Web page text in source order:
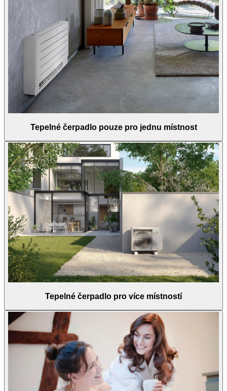
Tepelné čerpadlo pouze pro jednu místnost
Tepelné čerpadlo pro více místností